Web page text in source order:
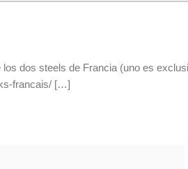
dos steels de Francia (uno es
francais/ […]